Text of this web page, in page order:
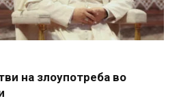
на злоупотреба во